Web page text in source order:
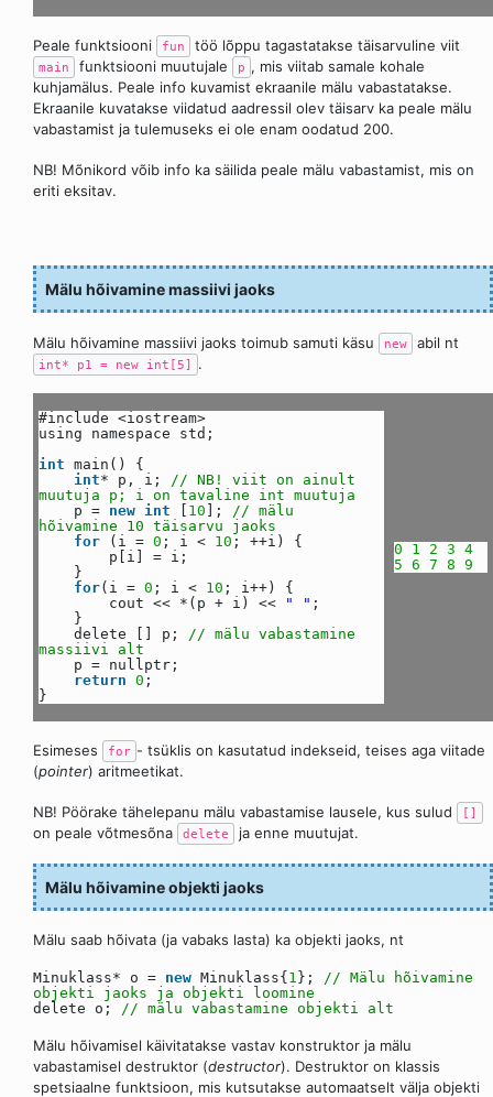
Peale funktsiooni fun töö lõppu tagastatakse täisarvuline viit
main funktsiooni muutujale p , mis viitab samale kohale
kuhjamälus. Peale info kuvamist ekraanile mälu vabastatakse.
Ekraanile kuvatakse viidatud aadressil olev täisarv ka peale mälu
vabastamist ja tulemuseks ei ole enam oodatud 200.
NB! Mõnikord võib info ka säilida peale mälu vabastamist, mis on
eriti eksitav.
Mälu hõivamine massiivi jaoks
Mälu hõivamine massiivi jaoks toimub samuti käsu new abil nt
int* p1 = new int[5] .
#include <iostream>
using namespace std;
int main() {
int* p, i;
// NB! viit on ainult
muutuja p; i on tavaline int muutuja
p = new int 10 ];
// mälu
hõivamine 10 täisarvu jaoks
for
(i = 0 ; i < 10 ; ++i) {
p[i] = i;
}
for(i = 0 ; i < 10 ; i++) {
cout << *(p + i) <<
" " ;
}
delete [] p;
// mälu vabastamine
massiivi alt
p = nullptr;
return 0 ;
}
0 1 2 3 4
5 6 7 8 9
Esimeses for - tsüklis on kasutatud indekseid, teises aga viitade
(pointer) aritmeetikat.
NB! Pöörake tähelepanu mälu vabastamise lausele, kus sulud []
on peale võtmesõna delete ja enne muutujat.
Mälu hõivamine objekti jaoks
Mälu saab hõivata (ja vabaks lasta) ka objekti jaoks, nt
Minuklass* o = new Minuklass{1 };
// Mälu hõivamine
objekti jaoks ja objekti loomine
delete o;
// mälu vabastamine objekti alt
Mälu hõivamisel käivitatakse vastav konstruktor ja mälu
vabastamisel destruktor (destructor). Destruktor on klassis
spetsiaalne funktsioon, mis kutsutakse automaatselt välja objekti